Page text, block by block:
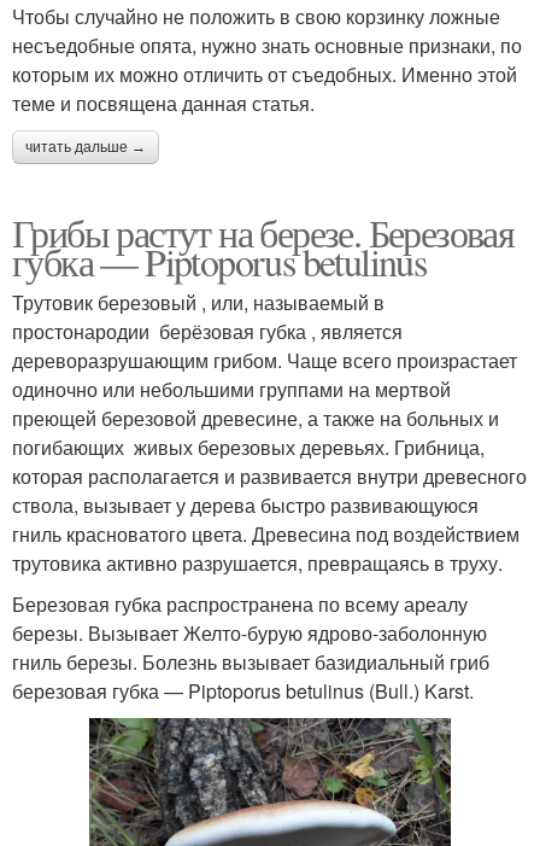
Чтобы случайно не положить в свою корзинку ложные
несъедобные опята, нужно знать основные признаки, по
которым их можно отличить от съедобных. Именно этой
теме и посвящена данная статья.
читать дальше →
Грибы растут на березе. Березовая
губка — Piptoporus betulinus
Трутовик березовый , или, называемый в
простонародии берёзовая губка , является
дереворазрушающим грибом. Чаще всего произрастает
одиночно или небольшими группами на мертвой
преющей березовой древесине, а также на больных и
погибающих живых березовых деревьях. Грибница,
которая располагается и развивается внутри древесного
ствола, вызывает у дерева быстро развивающуюся
гниль красноватого цвета. Древесина под воздействием
трутовика активно разрушается, превращаясь в труху.
Березовая губка распространена по всему ареалу
березы. Вызывает Желто-бурую ядрово-заболонную
гниль березы. Болезнь вызывает базидиальный гриб
березовая губка — Piptoporus betulinus (Bull.) Karst.